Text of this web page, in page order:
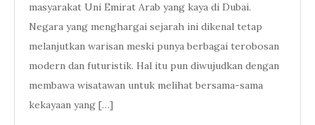
masyarakat Uni Emirat Arab yang kaya di Dubai.
Negara yang menghargai sejarah ini dikenal tetap
melanjutkan warisan meski punya berbagai terobosan
modern dan futuristik. Hal itu pun diwujudkan dengan
membawa wisatawan untuk melihat bersama-sama
kekayaan yang […]